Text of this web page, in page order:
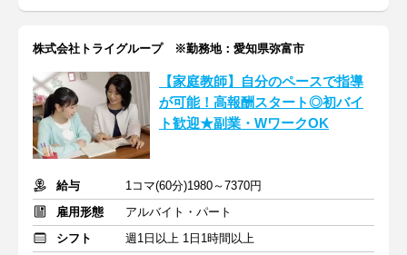
株式会社トライグループ ※勤務地：愛知県弥富市
【家庭教師】自分のペースで指導
が可能！高報酬スタート◎初バイ
ト歓迎★副業・WワークOK
給与
1コマ(60分)1980～7370円
雇用形態
アルバイト・パート
シフト
週1日以上 1日1時間以上